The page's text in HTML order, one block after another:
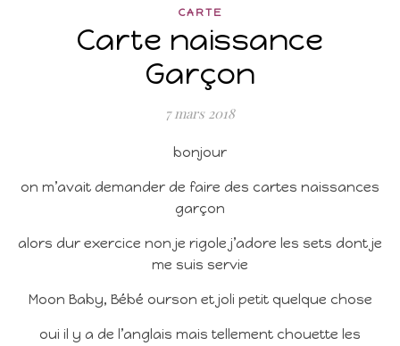
CARTE
Carte naissance
Garçon
7 mars 2018
bonjour
on m’avait demander de faire des cartes naissances
garçon
alors dur exercice non je rigole j’adore les sets dont je
me suis servie
Moon Baby, Bébé ourson et joli petit quelque chose
oui il y a de l’anglais mais tellement chouette les